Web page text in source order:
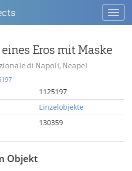
Eros mit Maske
di Napoli, Neapel
1125197
Einzelobjekte
130359
Objekt